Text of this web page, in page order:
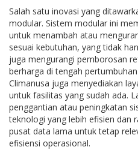
Salah satu inovasi yang
modular. Sistem modular ini
untuk menambah atau
sesuai kebutuhan, yang tidak
juga mengurangi pemborosan
berharga di tengah
Climanusa juga menyediakan
untuk fasilitas yang sudah ada.
penggantian atau peningkatan
teknologi yang lebih efisien dan
pusat data lama untuk tetap
efisiensi operasional.